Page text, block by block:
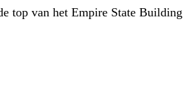
top van het Empire State Building